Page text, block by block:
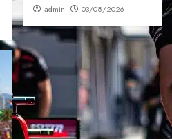
admin 03/08/2026